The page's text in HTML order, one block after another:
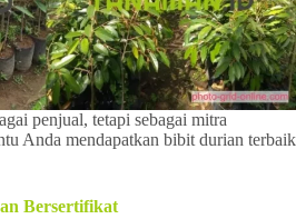
penjual, tetapi sebagai mitra
Anda mendapatkan bibit durian terbaik
Bersertifikat